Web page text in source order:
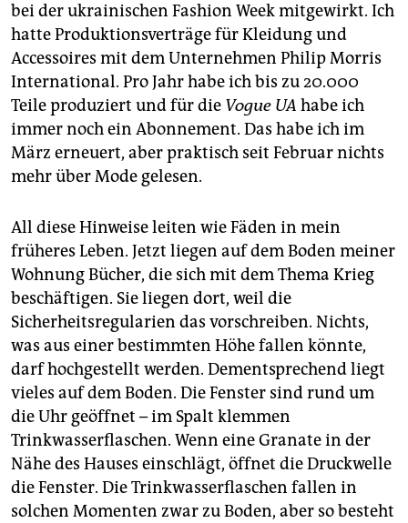
bei der ukrainischen Fashion Week mitgewirkt. Ich
hatte Produktionsverträge für Kleidung und
Accessoires mit dem Unternehmen Philip Morris
International. Pro Jahr habe ich bis zu 20.000
Teile produziert und für die Vogue UA habe ich
immer noch ein Abonnement. Das habe ich im
März erneuert, aber praktisch seit Februar nichts
mehr über Mode gelesen.
All diese Hinweise leiten wie Fäden in mein
früheres Leben. Jetzt liegen auf dem Boden meiner
Wohnung Bücher, die sich mit dem Thema Krieg
beschäftigen. Sie liegen dort, weil die
Sicherheitsregularien das vorschreiben. Nichts,
was aus einer bestimmten Höhe fallen könnte,
darf hochgestellt werden. Dementsprechend liegt
vieles auf dem Boden. Die Fenster sind rund um
die Uhr geöffnet – im Spalt klemmen
Trinkwasserflaschen. Wenn eine Granate in der
Nähe des Hauses einschlägt, öffnet die Druckwelle
die Fenster. Die Trinkwasserflaschen fallen in
solchen Momenten zwar zu Boden, aber so besteht